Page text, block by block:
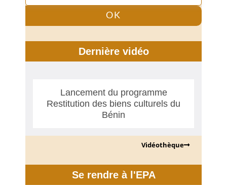
OK
Dernière vidéo
Lancement du programme
Restitution des biens culturels du
Bénin
Vidéothèque
Se rendre à l'EPA